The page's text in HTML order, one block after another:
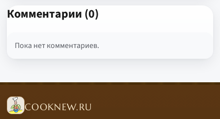
Комментарии (0)
Пока нет комментариев.
COOKNEW.RU